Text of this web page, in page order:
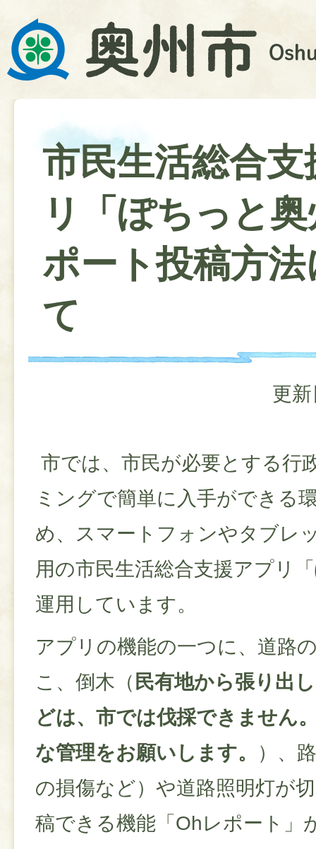
市民生活総合支
リ「ぽちっと
ポート投稿方
て
更
市では、市民が必要とする行
ミングで簡単に入手ができる
め、スマートフォンやタブレ
用の市民生活総合支援アプリ
運用しています。
アプリの機能の一つに、道路
こ、倒木（ 民有地から張り出
どは、市では伐採できません
な管理をお願いします。
）、
の損傷など）や道路照明灯が
稿できる機能「Ohレポート」